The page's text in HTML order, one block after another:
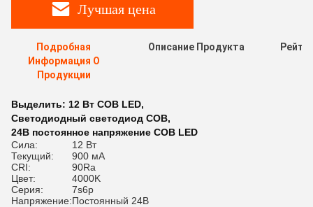
Лучшая цена
Подробная
Информация О
Продукции
Описание Продукта
Выделить: 12 Вт COB LED,
Светодиодный светодиод COB,
24В постоянное напряжение COB LED
Сила:
12 Вт
Текущий:
900 мА
CRI:
90Ra
Цвет:
4000K
Серия:
7s6p
Напряжение:Постоянный 24В